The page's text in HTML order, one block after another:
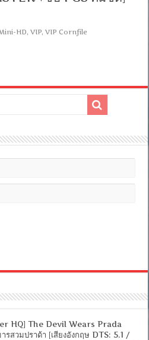
HD,VIP,VIP Cornfile
HQ] The Devil Wears Prada
รสวมปราด้า [เสียงอังกฤษ DTS: 5.1 /